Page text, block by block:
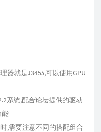
器就是J3455,可以使用GPU
系统,配合论坛提供的驱动
能
时,需要注意不同的搭配组合